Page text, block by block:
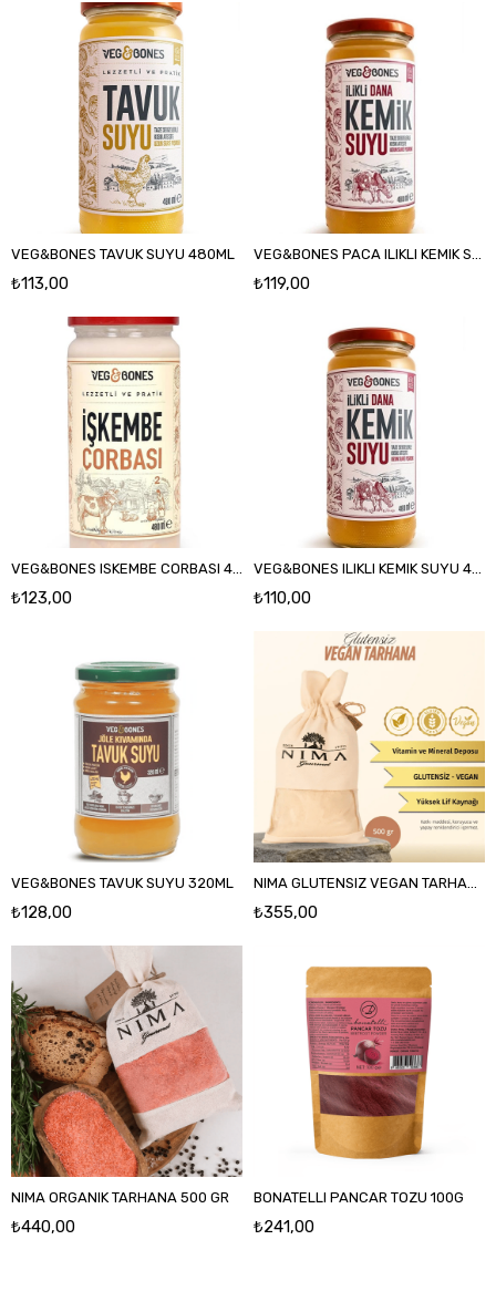
VEG&BONES TAVUK SUYU 480ML
₺113,00
VEG&BONES PACA ILIKLI KEMIK SUYU
₺119,00
VEG&BONES ISKEMBE CORBASI 480ML
₺123,00
VEG&BONES ILIKLI KEMIK SUYU 480ML
₺110,00
VEG&BONES TAVUK SUYU 320ML
₺128,00
NIMA GLUTENSIZ VEGAN TARHANA 500 GR
₺355,00
NIMA ORGANIK TARHANA 500 GR
₺440,00
BONATELLI PANCAR TOZU 100G
₺241,00